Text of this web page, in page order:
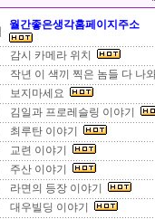
월간좋은생각홈페이지주소
감시 카메라 위치
작년 이 색끼 찍은 놈들 다 나
보지마세요
김일과 프로레슬링 이야기
최루탄 이야기
교련 이야기
주산 이야기
라면의 등장 이야기
대우빌딩 이야기